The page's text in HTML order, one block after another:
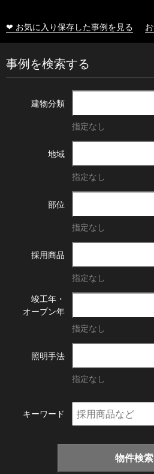
❤ お気に入り保存した事例を見る
事例を検索する
建物分類
指定なし
地域
指定なし
部位
指定なし
採用商品
指定なし
竣工年・
オープン年
指定なし
照明手法
指定なし
キーワード
物件検索